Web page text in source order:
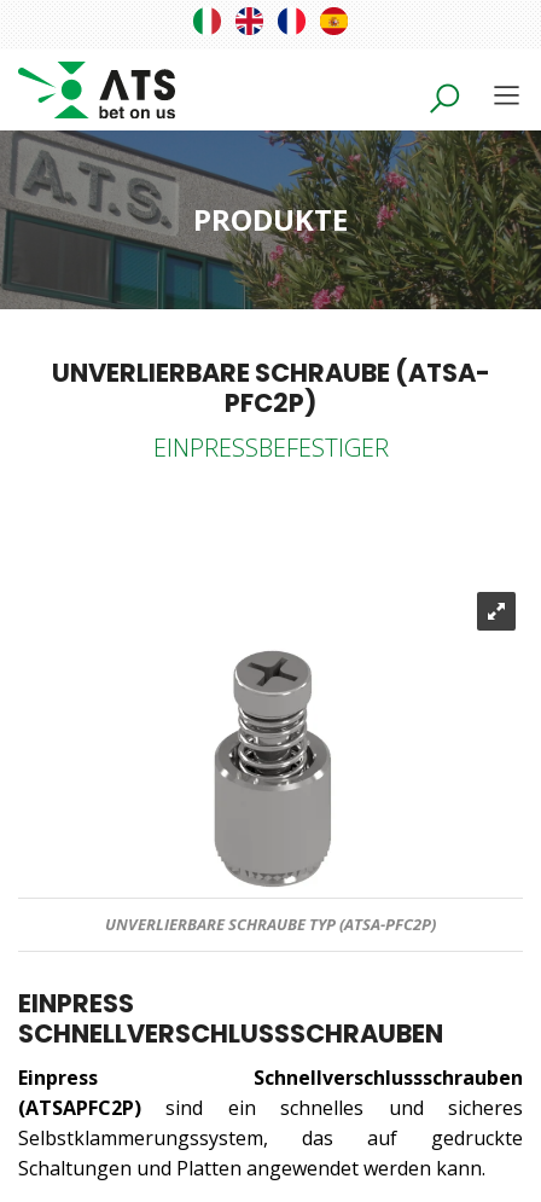
PRODUKTE
UNVERLIERBARE SCHRAUBE (ATSA-
PFC2P)
EINPRESSBEFESTIGER
UNVERLIERBARE SCHRAUBE TYP (ATSA-PFC2P)
EINPRESS
SCHNELLVERSCHLUSSSCHRAUBEN
Einpress Schnellverschlussschrauben
(ATSAPFC2P)sind ein schnelles und sicheres
Selbstklammerungssystem, das auf gedruckte
Schaltungen und Platten angewendet werden kann.